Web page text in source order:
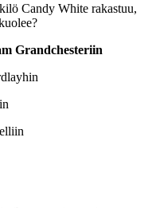
Candy White rakastuu,
Grandchesteriin